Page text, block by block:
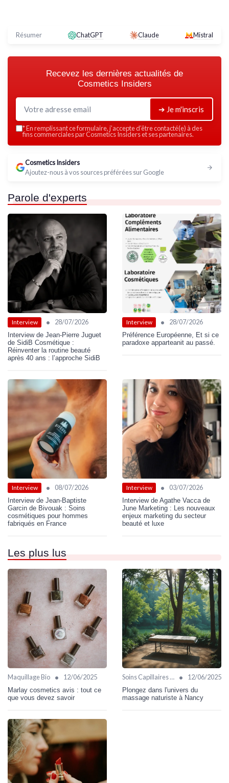
Résumer ChatGPT Claude Mistral
Recevez les dernières actualités de
Cosmetics Insiders
➔ Je m'inscris
*En remplissant ce formulaire, j’accepte d’être contacté(e) à des
fins commerciales par Cosmetics Insiders et ses partenaires.
Cosmetics Insiders
Ajoutez-nous à vos sources préférées sur Google
Parole d'experts
Interview • 28/07/2026
Interview de Jean-Pierre Juguet
de SidiB Cosmétique :
Réinventer la routine beauté
après 40 ans : l’approche SidiB
Interview • 28/07/2026
Préférence Européenne, Et si ce
paradoxe apparteanit au passé.
Interview • 08/07/2026
Interview de Jean-Baptiste
Garcin de Bivouak : Soins
cosmétiques pour hommes
fabriqués en France
Interview • 03/07/2026
Interview de Agathe Vacca de
June Marketing : Les nouveaux
enjeux marketing du secteur
beauté et luxe
Les plus lus
Maquillage Bio • 12/06/2025
Marlay cosmetics avis : tout ce
que vous devez savoir
Soins Capillaires Bio • 12/06/2025
Plongez dans l'univers du
massage naturiste à Nancy